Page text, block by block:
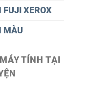
FUJI XEROX
MÀU
TÍNH TẠI